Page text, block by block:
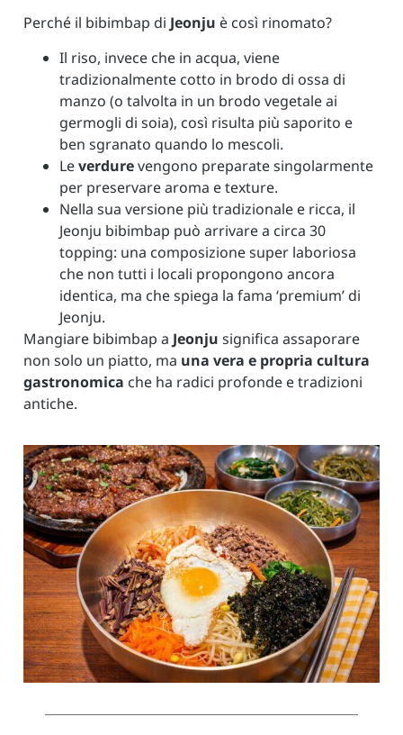
Perché il bibimbap di Jeonju è così rinomato?
Il riso, invece che in acqua, viene
tradizionalmente cotto in brodo di ossa di
manzo (o talvolta in un brodo vegetale ai
germogli di soia), così risulta più saporito e
ben sgranato quando lo mescoli.
Leverdurevengono preparate singolarmente
per preservare aroma e texture.
Nella sua versione più tradizionale e ricca, il
Jeonju bibimbap può arrivare a circa 30
topping: una composizione super laboriosa
che non tutti i locali propongono ancora
identica, ma che spiega la fama ‘premium’ di
Jeonju.
Mangiare bibimbap a Jeonju significa assaporare
non solo un piatto, ma una vera e propria cultura
gastronomica che ha radici profonde e tradizioni
antiche.